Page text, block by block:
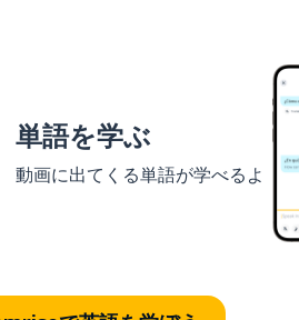
単語を学ぶ
動画に出てくる単語が学べるよ